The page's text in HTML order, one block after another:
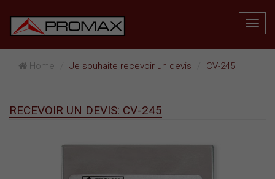
Home Je souhaite recevoir un devis CV-245
RECEVOIR UN DEVIS: CV-245